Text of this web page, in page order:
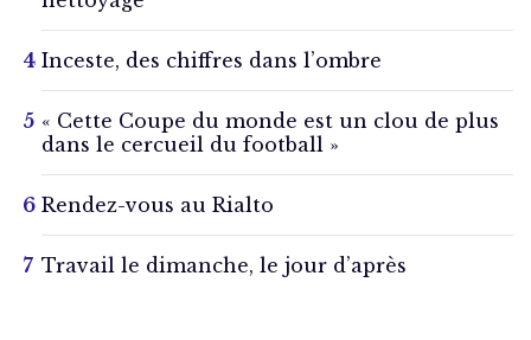
Inceste, des chiffres dans l’ombre
« Cette Coupe du monde est un clou de plus
dans le cercueil du football »
Rendez-vous au Rialto
Travail le dimanche, le jour d’après